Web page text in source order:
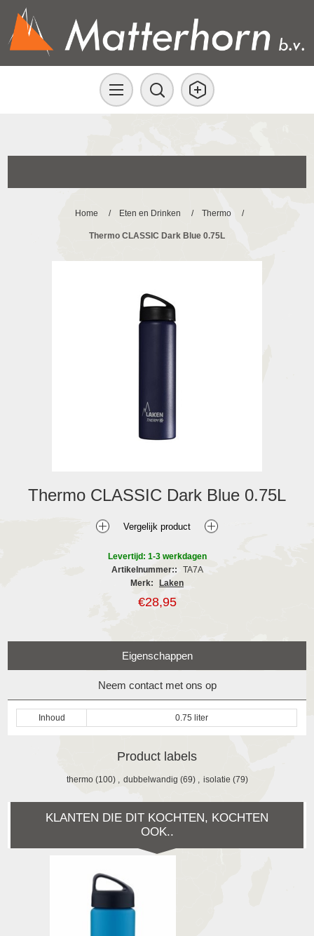
Home / Eten en Drinken / Thermo /
Thermo CLASSIC Dark Blue 0.75L
Thermo CLASSIC Dark Blue 0.75L
Levertijd: 1-3 werkdagen
Artikelnummer::
TA7A
Merk:
Laken
€28,95
Eigenschappen
Neem contact met ons op
Inhoud 0.75 liter
Product labels
thermo (100) dubbelwandig (69) isolatie (79)
KLANTEN DIE DIT KOCHTEN, KOCHTEN
OOK..